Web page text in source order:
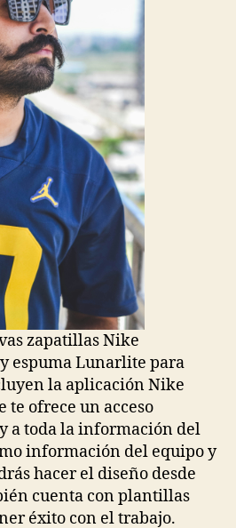
zapatillas Nike
espuma Lunarlite para
la aplicación Nike
te ofrece un acceso
a toda la información del
información del equipo y
hacer el diseño desde
cuenta con plantillas
éxito con el trabajo.